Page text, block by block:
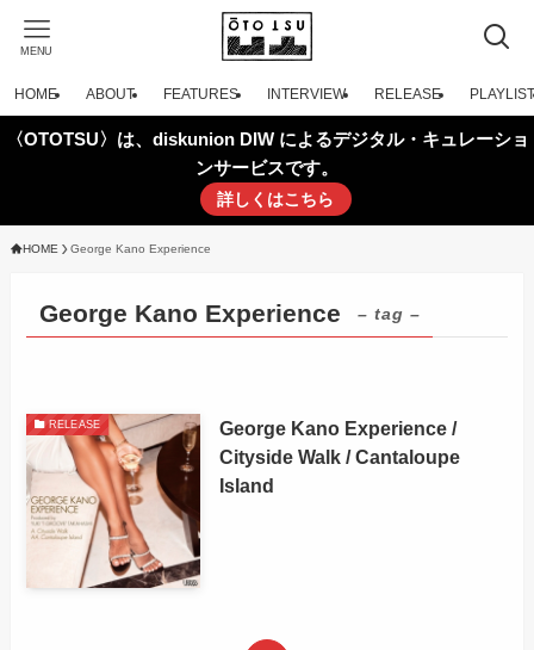
MENU
HOME ABOUT FEATURES INTERVIEW RELEASE PLAYLIST
〈OTOTSU〉は、diskunion DIW によるデジタル・キュレーショ
ンサービスです。
詳しくはこちら
HOME George Kano Experience
George Kano Experience – tag –
RELEASE
George Kano Experience /
Cityside Walk / Cantaloupe
Island